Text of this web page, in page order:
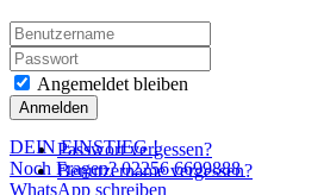
Angemeldet bleiben
Anmelden
Passwort vergessen?
Benutzername vergessen?
DEIN EINSTIEG!
Noch Fragen? 02256 6699888
WhatsApp schreiben